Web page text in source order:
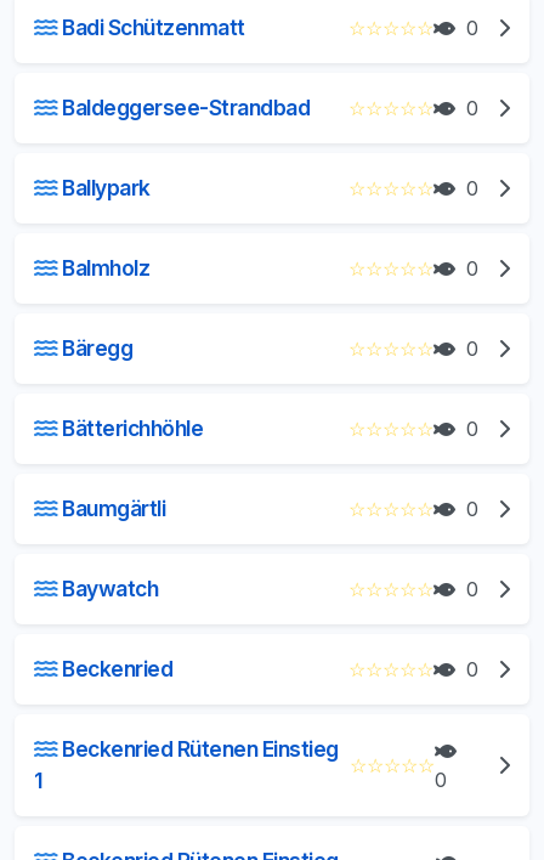
Badi Schützenmatt ☆☆☆☆☆ 0
Baldeggersee-Strandbad ☆☆☆☆☆ 0
Ballypark ☆☆☆☆☆ 0
Balmholz ☆☆☆☆☆ 0
Bäregg ☆☆☆☆☆ 0
Bätterichhöhle ☆☆☆☆☆ 0
Baumgärtli ☆☆☆☆☆ 0
Baywatch ☆☆☆☆☆ 0
Beckenried ☆☆☆☆☆ 0
Beckenried Rütenen Einstieg
1
☆☆☆☆☆
0